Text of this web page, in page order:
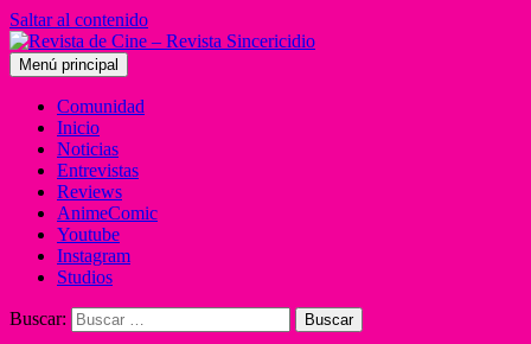
Saltar al contenido
Menú principal
Comunidad
Inicio
Noticias
Entrevistas
Reviews
AnimeComic
Youtube
Instagram
Studios
Buscar: